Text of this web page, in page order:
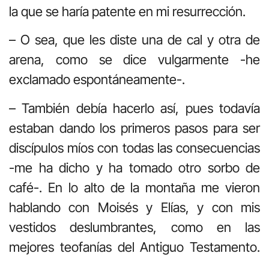
la que se haría patente en mi resurrección.
– O sea, que les diste una de cal y otra de
arena, como se dice vulgarmente -he
exclamado espontáneamente-.
– También debía hacerlo así, pues todavía
estaban dando los primeros pasos para ser
discípulos míos con todas las consecuencias
-me ha dicho y ha tomado otro sorbo de
café-. En lo alto de la montaña me vieron
hablando con Moisés y Elías, y con mis
vestidos deslumbrantes, como en las
mejores teofanías del Antiguo Testamento.